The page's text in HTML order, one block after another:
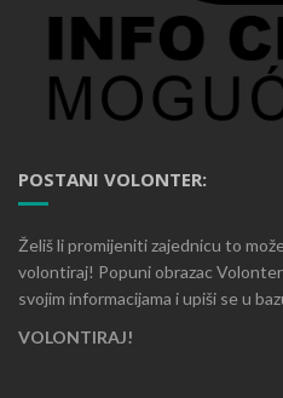
POSTANI VOLONTER:
Želiš li promijeniti zajednicu to
volontiraj! Popuni obrazac
svojim informacijama i upiši se u
VOLONTIRAJ!